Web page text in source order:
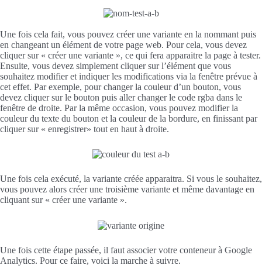
Une fois cela fait, vous pouvez créer une variante en la nommant puis
en changeant un élément de votre page web. Pour cela, vous devez
cliquer sur « créer une variante », ce qui fera apparaitre la page à tester.
Ensuite, vous devez simplement cliquer sur l’élément que vous
souhaitez modifier et indiquer les modifications via la fenêtre prévue à
cet effet. Par exemple, pour changer la couleur d’un bouton, vous
devez cliquer sur le bouton puis aller changer le code rgba dans le
fenêtre de droite. Par la même occasion, vous pouvez modifier la
couleur du texte du bouton et la couleur de la bordure, en finissant par
cliquer sur « enregistrer» tout en haut à droite.
Une fois cela exécuté, la variante créée apparaitra. Si vous le souhaitez,
vous pouvez alors créer une troisième variante et même davantage en
cliquant sur « créer une variante ».
Une fois cette étape passée, il faut associer votre conteneur à Google
Analytics. Pour ce faire, voici la marche à suivre.